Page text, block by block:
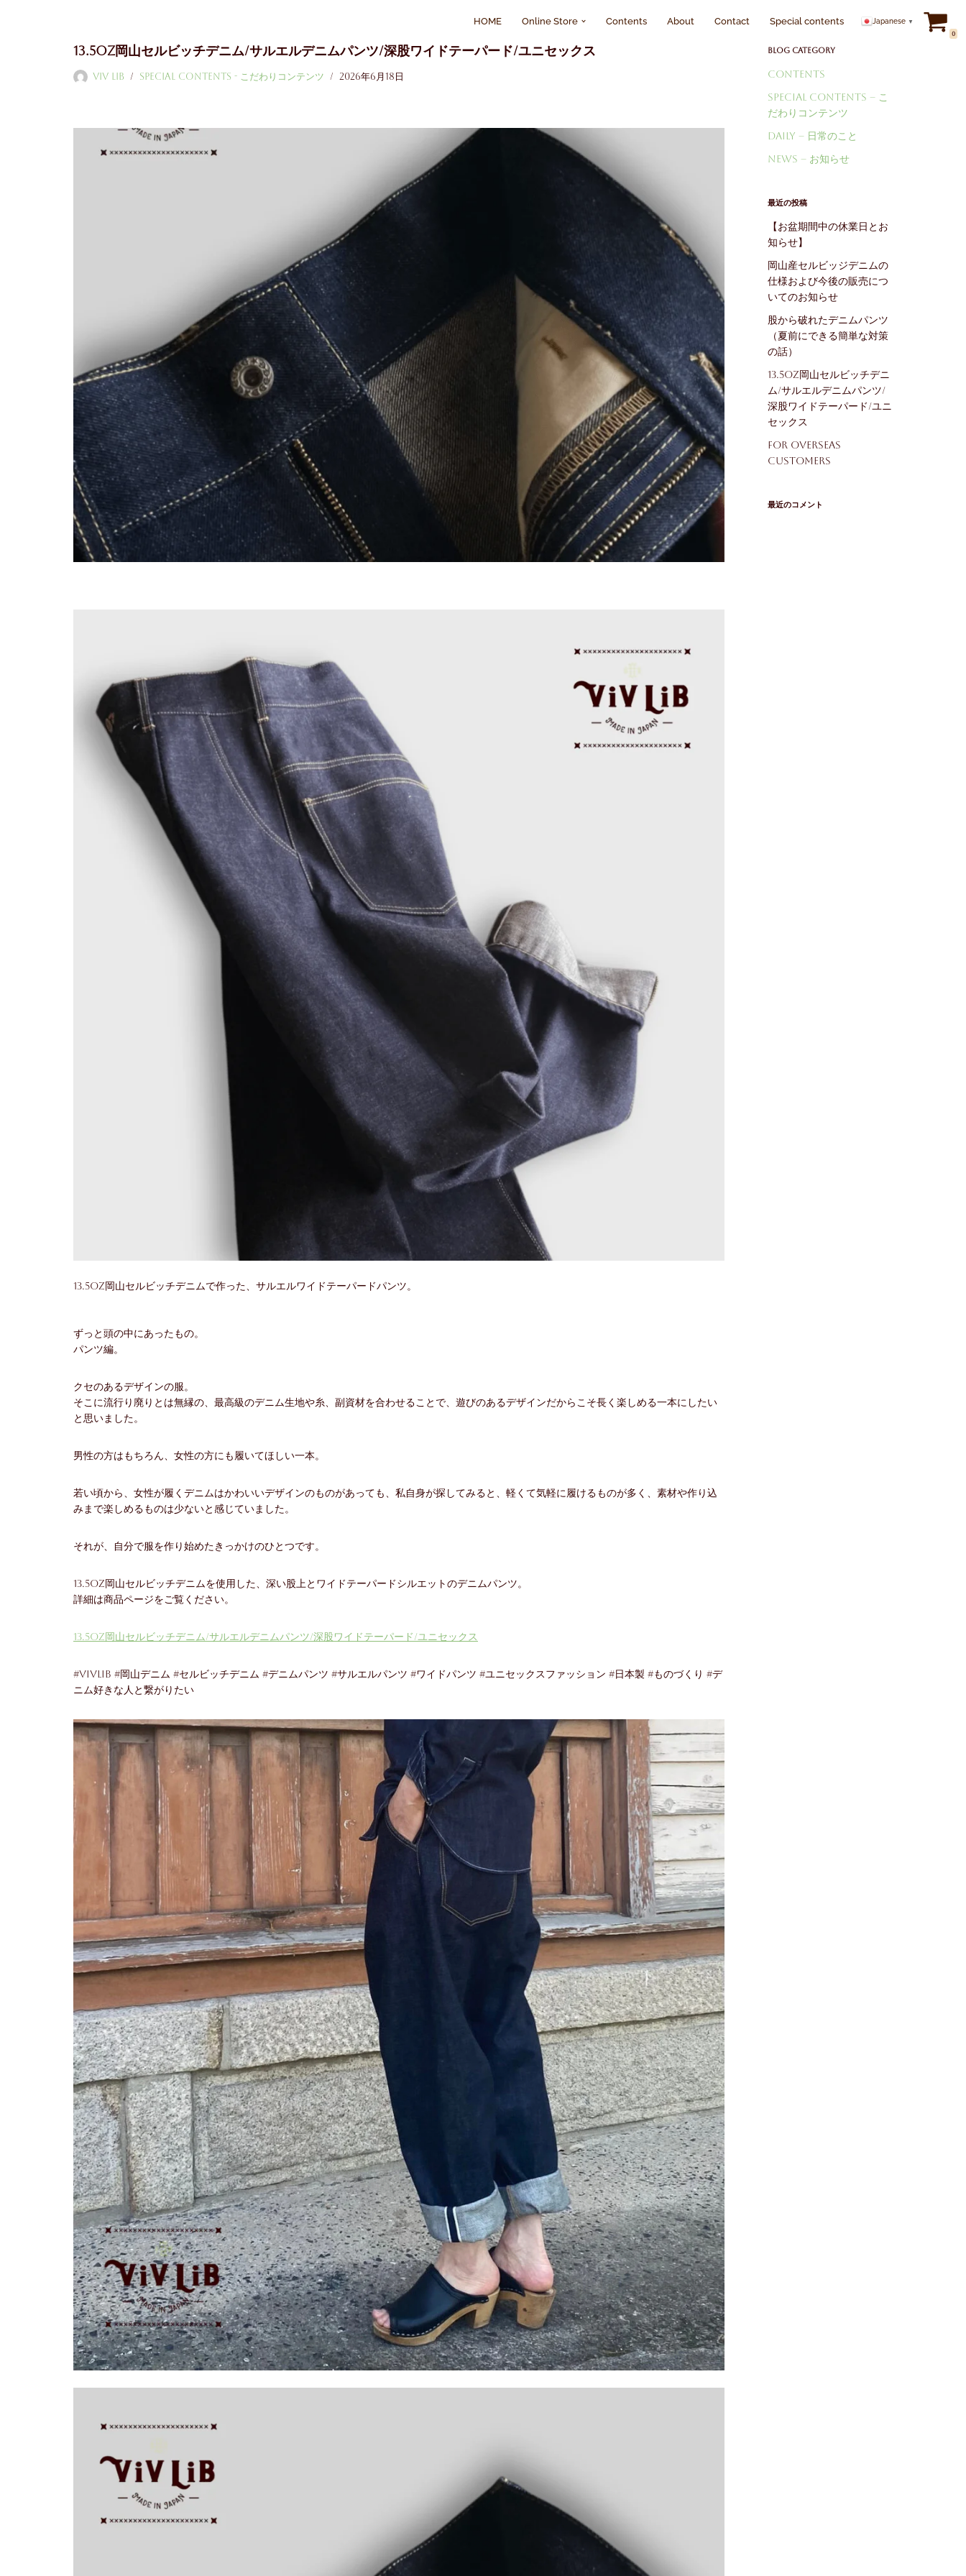
HOME Online Store Contents About Contact Special contents Japanese ▼
0
13.5oz岡山セルビッチデニム/サルエルデニムパンツ/深股ワイドテーパード/ユニセックス
ViV LiB Special Contents - こだわりコンテンツ 2026年6月18日
13.5oz岡山セルビッチデニムで作った、サルエルワイドテーパードパンツ。
ずっと頭の中にあったもの。
パンツ編。
クセのあるデザインの服。
そこに流行り廃りとは無縁の、最高級のデニム生地や糸、副資材を合わせることで、遊びのあるデザインだからこそ長く楽しめる一本にしたい
と思いました。
男性の方はもちろん、女性の方にも履いてほしい一本。
若い頃から、女性が履くデニムはかわいいデザインのものがあっても、私自身が探してみると、軽くて気軽に履けるものが多く、素材や作り込
みまで楽しめるものは少ないと感じていました。
それが、自分で服を作り始めたきっかけのひとつです。
13.5oz岡山セルビッチデニムを使用した、深い股上とワイドテーパードシルエットのデニムパンツ。
詳細は商品ページをご覧ください。
13.5oz岡山セルビッチデニム/サルエルデニムパンツ/深股ワイドテーパード/ユニセックス
#ViVLiB #岡山デニム #セルビッチデニム #デニムパンツ #サルエルパンツ #ワイドパンツ #ユニセックスファッション #日本製 #ものづくり #デ
ニム好きな人と繋がりたい
Blog Category
Contents
Special Contents – こ
だわりコンテンツ
Daily – 日常のこと
News – お知らせ
最近の投稿
【お盆期間中の休業日とお
知らせ】
岡山産セルビッジデニムの
仕様および今後の販売につ
いてのお知らせ
股から破れたデニムパンツ
（夏前にできる簡単な対策
の話）
13.5oz岡山セルビッチデニ
ム/サルエルデニムパンツ/
深股ワイドテーパード/ユニ
セックス
For Overseas
Customers
最近のコメント